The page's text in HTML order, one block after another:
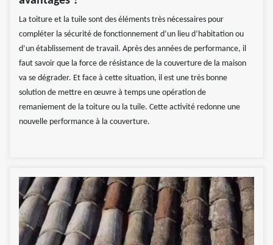
La toiture et la tuile sont des éléments très nécessaires pour
compléter la sécurité de fonctionnement d’un lieu d’habitation ou
d’un établissement de travail. Après des années de performance, il
faut savoir que la force de résistance de la couverture de la maison
va se dégrader. Et face à cette situation, il est une très bonne
solution de mettre en œuvre à temps une opération de
remaniement de la toiture ou la tuile. Cette activité redonne une
nouvelle performance à la couverture.